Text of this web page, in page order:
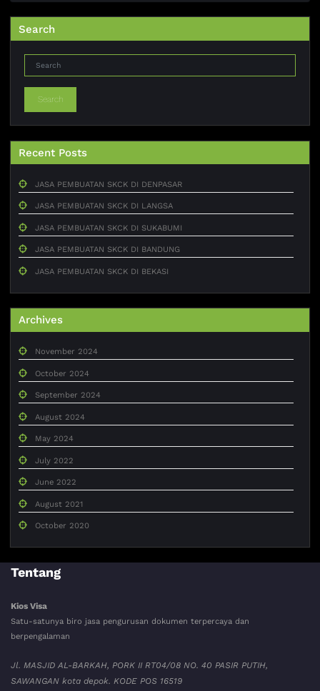
Search
Search
Recent Posts
JASA PEMBUATAN SKCK DI DENPASAR
JASA PEMBUATAN SKCK DI LANGSA
JASA PEMBUATAN SKCK DI SUKABUMI
JASA PEMBUATAN SKCK DI BANDUNG
JASA PEMBUATAN SKCK DI BEKASI
Archives
November 2024
October 2024
September 2024
August 2024
May 2024
July 2022
June 2022
August 2021
October 2020
Tentang
Kios Visa
Satu-satunya biro jasa pengurusan dokumen terpercaya dan
berpengalaman
Jl. MASJID AL-BARKAH, PORK II RT04/08 NO. 40 PASIR PUTIH,
SAWANGAN kota depok. KODE POS 16519